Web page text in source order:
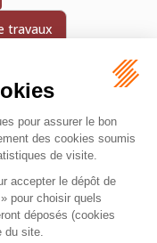
travaux
extensions,
de petite taille.